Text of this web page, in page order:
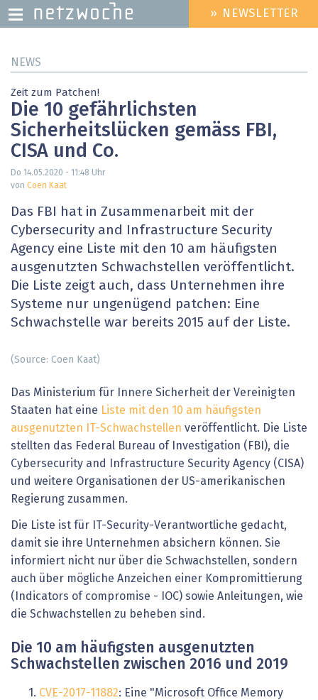
zum
HEADER
MENU
» NEWSLETTER
NEWS
Zeit zum Patchen!
Die 10 gefährlichsten
Sicherheitslücken gemäss FBI,
CISA und Co.
Do 14.05.2020 - 11:48 Uhr
von Coen Kaat
Das FBI hat in Zusammenarbeit mit der
Cybersecurity and Infrastructure Security
Agency eine Liste mit den 10 am häufigsten
ausgenutzten Schwachstellen veröffentlicht.
Die Liste zeigt auch, dass Unternehmen ihre
Systeme nur ungenügend patchen: Eine
Schwachstelle war bereits 2015 auf der Liste.
(Source: Coen Kaat)
Das Ministerium für Innere Sicherheit der Vereinigten
Staaten hat eine Liste mit den 10 am häufigsten
ausgenutzten IT-Schwachstellen veröffentlicht. Die Liste
stellten das Federal Bureau of Investigation (FBI), die
Cybersecurity and Infrastructure Security Agency (CISA)
und weitere Organisationen der US-amerikanischen
Regierung zusammen.
Die Liste ist für IT-Security-Verantwortliche gedacht,
damit sie ihre Unternehmen absichern können. Sie
informiert nicht nur über die Schwachstellen, sondern
auch über mögliche Anzeichen einer Kompromittierung
(Indicators of compromise - IOC) sowie Anleitungen, wie
die Schwachstellen zu beheben sind.
Die 10 am häufigsten ausgenutzten
Schwachstellen zwischen 2016 und 2019
CVE-2017-11882: Eine "Microsoft Office Memory